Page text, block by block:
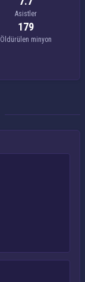
Asistler
179
Öldürülen minyon